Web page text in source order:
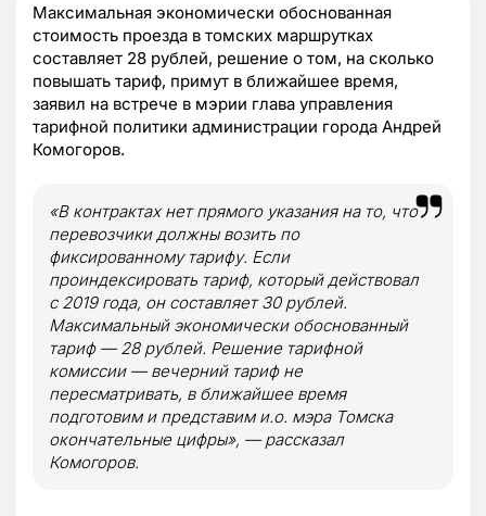
Максимальная экономически обоснованная
стоимость проезда в томских маршрутках
составляет 28 рублей, решение о том, на сколько
повышать тариф, примут в ближайшее время,
заявил на встрече в мэрии глава управления
тарифной политики администрации города Андрей
Комогоров.
«В контрактах нет прямого указания на то, что
перевозчики должны возить по
фиксированному тарифу. Если
проиндексировать тариф, который действовал
с 2019 года, он составляет 30 рублей.
Максимальный экономически обоснованный
тариф — 28 рублей. Решение тарифной
комиссии — вечерний тариф не
пересматривать, в ближайшее время
подготовим и представим и.о. мэра Томска
окончательные цифры», — рассказал
Комогоров.